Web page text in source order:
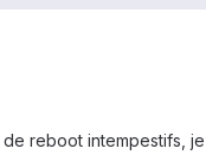
reboot intempestifs,